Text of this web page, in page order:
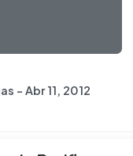
- Abr 11, 2012